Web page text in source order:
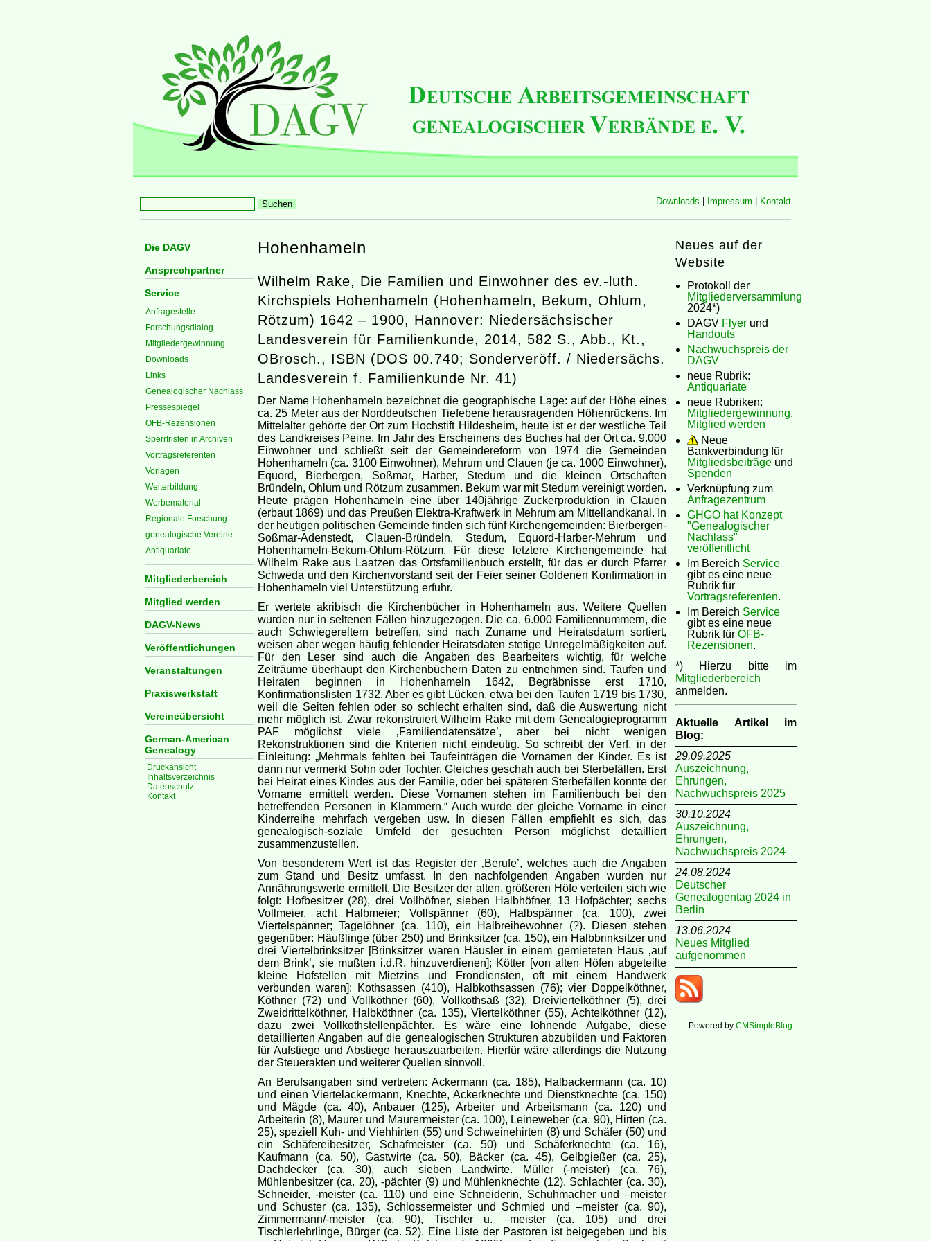
Downloads Impressum Kontakt
Die DAGV
Ansprechpartner
Service
Anfragestelle
Forschungsdialog
Mitgliedergewinnung
Downloads
Links
Genealogischer Nachlass
Pressespiegel
OFB-Rezensionen
Sperrfristen in Archiven
Vortragsreferenten
Vorlagen
Weiterbildung
Werbematerial
Regionale Forschung
genealogische Vereine
Antiquariate
Mitgliederbereich
Mitglied werden
DAGV-News
Veröffentlichungen
Veranstaltungen
Praxiswerkstatt
Vereineübersicht
German-American
Genealogy
Druckansicht
Inhaltsverzeichnis
Datenschutz
Kontakt
Neues auf der
Website
Protokoll der
Mitgliederversammlung
2024*)
DAGV Flyer und
Handouts
Nachwuchspreis der
DAGV
neue Rubrik:
Antiquariate
neue Rubriken:
Mitgliedergewinnung,
Mitglied werden
Neue
Bankverbindung für
Mitgliedsbeiträge und
Spenden
Verknüpfung zum
Anfragezentrum
GHGO hat Konzept
"Genealogischer
Nachlass"
veröffentlicht
Im Bereich Service
gibt es eine neue
Rubrik für
Vortragsreferenten.
Im Bereich Service
gibt es eine neue
Rubrik für OFB-
Rezensionen.
*) Hierzu bitte im
Mitgliederbereich
anmelden.
Aktuelle Artikel im
Blog:
29.09.2025
Auszeichnung,
Ehrungen,
Nachwuchspreis 2025
30.10.2024
Auszeichnung,
Ehrungen,
Nachwuchspreis 2024
24.08.2024
Deutscher
Genealogentag 2024 in
Berlin
13.06.2024
Neues Mitglied
aufgenommen
Powered by CMSimpleBlog
Hohenhameln
Wilhelm Rake, Die Familien und Einwohner des ev.-luth.
Kirchspiels Hohenhameln (Hohenhameln, Bekum, Ohlum,
Rötzum) 1642 – 1900, Hannover: Niedersächsischer
Landesverein für Familienkunde, 2014, 582 S., Abb., Kt.,
OBrosch., ISBN (DOS 00.740; Sonderveröff. / Niedersächs.
Landesverein f. Familienkunde Nr. 41)
Der Name Hohenhameln bezeichnet die geographische Lage: auf der Höhe eines
ca. 25 Meter aus der Norddeutschen Tiefebene herausragenden Höhenrückens. Im
Mittelalter gehörte der Ort zum Hochstift Hildesheim, heute ist er der westliche Teil
des Landkreises Peine. Im Jahr des Erscheinens des Buches hat der Ort ca. 9.000
Einwohner und schließt seit der Gemeindereform von 1974 die Gemeinden
Hohenhameln (ca. 3100 Einwohner), Mehrum und Clauen (je ca. 1000 Einwohner),
Equord, Bierbergen, Soßmar, Harber, Stedum und die kleinen Ortschaften
Bründeln, Ohlum und Rötzum zusammen. Bekum war mit Stedum vereinigt worden.
Heute prägen Hohenhameln eine über 140jährige Zuckerproduktion in Clauen
(erbaut 1869) und das Preußen Elektra-Kraftwerk in Mehrum am Mittellandkanal. In
der heutigen politischen Gemeinde finden sich fünf Kirchengemeinden: Bierbergen-
Soßmar-Adenstedt, Clauen-Bründeln, Stedum, Equord-Harber-Mehrum und
Hohenhameln-Bekum-Ohlum-Rötzum. Für diese letztere Kirchengemeinde hat
Wilhelm Rake aus Laatzen das Ortsfamilienbuch erstellt, für das er durch Pfarrer
Schweda und den Kirchenvorstand seit der Feier seiner Goldenen Konfirmation in
Hohenhameln viel Unterstützung erfuhr.
Er wertete akribisch die Kirchenbücher in Hohenhameln aus. Weitere Quellen
wurden nur in seltenen Fällen hinzugezogen. Die ca. 6.000 Familiennummern, die
auch Schwiegereltern betreffen, sind nach Zuname und Heiratsdatum sortiert,
weisen aber wegen häufig fehlender Heiratsdaten stetige Unregelmäßigkeiten auf.
Für den Leser sind auch die Angaben des Bearbeiters wichtig, für welche
Zeiträume überhaupt den Kirchenbüchern Daten zu entnehmen sind. Taufen und
Heiraten beginnen in Hohenhameln 1642, Begräbnisse erst 1710,
Konfirmationslisten 1732. Aber es gibt Lücken, etwa bei den Taufen 1719 bis 1730,
weil die Seiten fehlen oder so schlecht erhalten sind, daß die Auswertung nicht
mehr möglich ist. Zwar rekonstruiert Wilhelm Rake mit dem Genealogieprogramm
PAF möglichst viele ‚Familiendatensätze’, aber bei nicht wenigen
Rekonstruktionen sind die Kriterien nicht eindeutig. So schreibt der Verf. in der
Einleitung: „Mehrmals fehlten bei Taufeinträgen die Vornamen der Kinder. Es ist
dann nur vermerkt Sohn oder Tochter. Gleiches geschah auch bei Sterbefällen. Erst
bei Heirat eines Kindes aus der Familie, oder bei späteren Sterbefällen konnte der
Vorname ermittelt werden. Diese Vornamen stehen im Familienbuch bei den
betreffenden Personen in Klammern.“ Auch wurde der gleiche Vorname in einer
Kinderreihe mehrfach vergeben usw. In diesen Fällen empfiehlt es sich, das
genealogisch-soziale Umfeld der gesuchten Person möglichst detailliert
zusammenzustellen.
Von besonderem Wert ist das Register der ‚Berufe’, welches auch die Angaben
zum Stand und Besitz umfasst. In den nachfolgenden Angaben wurden nur
Annährungswerte ermittelt. Die Besitzer der alten, größeren Höfe verteilen sich wie
folgt: Hofbesitzer (28), drei Vollhöfner, sieben Halbhöfner, 13 Hofpächter; sechs
Vollmeier, acht Halbmeier; Vollspänner (60), Halbspänner (ca. 100), zwei
Viertelspänner; Tagelöhner (ca. 110), ein Halbreihewohner (?). Diesen stehen
gegenüber: Häußlinge (über 250) und Brinksitzer (ca. 150), ein Halbbrinksitzer und
drei Viertelbrinksitzer [Brinksitzer waren Häusler in einem gemieteten Haus ‚auf
dem Brink’, sie mußten i.d.R. hinzuverdienen]; Kötter [von alten Höfen abgeteilte
kleine Hofstellen mit Mietzins und Frondiensten, oft mit einem Handwerk
verbunden waren]: Kothsassen (410), Halbkothsassen (76); vier Doppelköthner,
Köthner (72) und Vollköthner (60), Vollkothsaß (32), Dreiviertelköthner (5), drei
Zweidrittelköthner, Halbköthner (ca. 135), Viertelköthner (55), Achtelköthner (12),
dazu zwei Vollkothstellenpächter. Es wäre eine lohnende Aufgabe, diese
detaillierten Angaben auf die genealogischen Strukturen abzubilden und Faktoren
für Aufstiege und Abstiege herauszuarbeiten. Hierfür wäre allerdings die Nutzung
der Steuerakten und weiterer Quellen sinnvoll.
An Berufsangaben sind vertreten: Ackermann (ca. 185), Halbackermann (ca. 10)
und einen Viertelackermann, Knechte, Ackerknechte und Dienstknechte (ca. 150)
und Mägde (ca. 40), Anbauer (125), Arbeiter und Arbeitsmann (ca. 120) und
Arbeiterin (8), Maurer und Maurermeister (ca. 100), Leineweber (ca. 90), Hirten (ca.
25), speziell Kuh- und Viehhirten (55) und Schweinehirten (8) und Schäfer (50) und
ein Schäfereibesitzer, Schafmeister (ca. 50) und Schäferknechte (ca. 16),
Kaufmann (ca. 50), Gastwirte (ca. 50), Bäcker (ca. 45), Gelbgießer (ca. 25),
Dachdecker (ca. 30), auch sieben Landwirte. Müller (-meister) (ca. 76),
Mühlenbesitzer (ca. 20), -pächter (9) und Mühlenknechte (12). Schlachter (ca. 30),
Schneider, -meister (ca. 110) und eine Schneiderin, Schuhmacher und –meister
und Schuster (ca. 135), Schlossermeister und Schmied und –meister (ca. 90),
Zimmermann/-meister (ca. 90), Tischler u. –meister (ca. 105) und drei
Tischlerlehrlinge, Bürger (ca. 52). Eine Liste der Pastoren ist beigegeben und bis